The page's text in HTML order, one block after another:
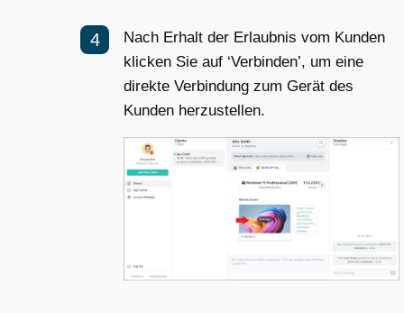
Nach Erhalt der Erlaubnis vom Kunden
klicken Sie auf ‘Verbinden’, um eine
direkte Verbindung zum Gerät des
Kunden herzustellen.